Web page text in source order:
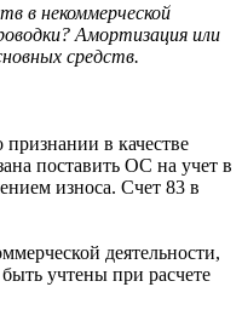
в некоммерческой
Амортизация или
средств.
в качестве
поставить ОС на учет в
износа. Счет 83 в
деятельности,
учтены при расчете